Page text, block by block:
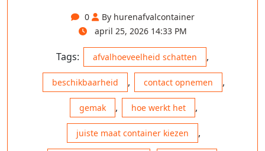
0
By hurenafvalcontainer
april 25, 2026 14:33 PM
Tags: afvalhoeveelheid schatten ,
beschikbaarheid , contact opnemen ,
gemak , hoe werkt het ,
juiste maat container kiezen ,